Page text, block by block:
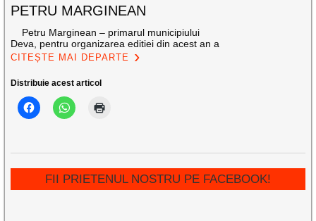
PETRU MARGINEAN
Petru Marginean – primarul municipiului
Deva, pentru organizarea editiei din acest an a
CITEȘTE MAI DEPARTE
Distribuie acest articol
FII PRIETENUL NOSTRU PE FACEBOOK!